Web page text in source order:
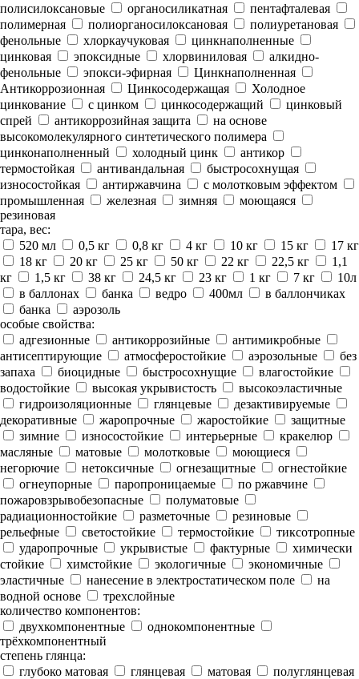
полисилоксановые
органосиликатная
пентафталевая
полимерная
полиорганосилоксановая
полиуретановая
фенольные
хлоркаучуковая
цинкнаполненные
цинковая
эпоксидные хлорвиниловая
алкидно-
фенольные
эпокси-эфирная
Цинкнаполненная
Антикоррозионная
Цинкосодержащая
Холодное
цинкование
с цинком цинкосодержащий
цинковый
спрей
антикоррозийная защита
на основе
высокомолекулярного синтетического полимера
цинконаполненный
холодный цинк
антикор
термостойкая
антивандальная
быстросохнущая
износостойкая
антиржавчина
с молотковым эффектом
промышленная
железная зимняя
моющаяся
резиновая
тара, вес:
520 мл
0,5 кг 0,8 кг 4 кг 10 кг 15 кг
17 кг
18 кг
20 кг 25 кг 50 кг 22 кг 22,5 кг
1,1
кг
1,5 кг 38 кг 24,5 кг 23 кг 1 кг 7 кг
10л
в баллонах
банка ведро 400мл
в баллончиках
банка
аэрозоль
особые свойства:
адгезионные
антикоррозийные
антимикробные
антисептирующие
атмосферостойкие аэрозольные
без
запаха
биоцидные быстросохнущие
влагостойкие
водостойкие
высокая укрывистость
высокоэластичные
гидроизоляционные
глянцевые
дезактивируемые
декоративные
жаропрочные жаростойкие
защитные
зимние
износостойкие интерьерные
кракелюр
масляные
матовые молотковые
моющиеся
негорючие
нетоксичные огнезащитные
огнестойкие
огнеупорные
паропроницаемые
по ржавчине
пожаровзрывобезопасные
полуматовые
радиационностойкие
разметочные
резиновые
рельефные
светостойкие термостойкие
тиксотропные
ударопрочные
укрывистые фактурные
химически
стойкие
химстойкие экологичные
экономичные
эластичные
нанесение в электростатическом поле
на
водной основе
трехслойные
количество компонентов:
двухкомпонентные
однокомпонентные
трёхкомпонентный
степень глянца:
глубоко матовая
глянцевая матовая
полуглянцевая